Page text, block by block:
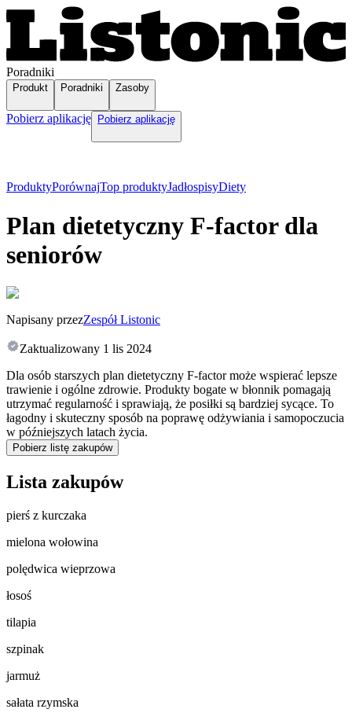
Poradniki
Produkt Poradniki Zasoby
Pobierz aplikację Pobierz aplikację
ProduktyPorównajTop produktyJadłospisyDiety
Plan dietetyczny F-factor dla
seniorów
Napisany przezZespół Listonic
Zaktualizowany 1 lis 2024
Dla osób starszych plan dietetyczny F-factor może wspierać lepsze
trawienie i ogólne zdrowie. Produkty bogate w błonnik pomagają
utrzymać regularność i sprawiają, że posiłki są bardziej sycące. To
łagodny i skuteczny sposób na poprawę odżywiania i samopoczucia
w późniejszych latach życia.
Pobierz listę zakupów
Lista zakupów
pierś z kurczaka
mielona wołowina
polędwica wieprzowa
łosoś
tilapia
szpinak
jarmuż
sałata rzymska